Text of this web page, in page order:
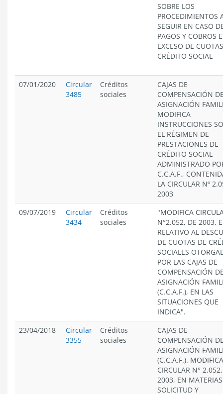
SOBRE LOS
PROCEDIMIENTOS
SEGUIR EN CASO
PAGOS Y COBROS
EXCESO DE
CRÉDITO SOCIAL
07/01/2020
Circular
3485
Créditos
sociales
CAJAS DE
COMPENSACIÓN
ASIGNACIÓN
MODIFICA
INSTRUCCIONES
EL RÉGIMEN DE
PRESTACIONES DE
CRÉDITO SOCIAL
ADMINISTRADO
C.C.A.F.,
LA CIRCULAR Nº
2003
09/07/2019
Circular
3434
Créditos
sociales
"MODIFICA
N°2.052, DE 2003,
RELATIVO AL
DE CUOTAS DE
SOCIALES
POR LAS CAJAS DE
COMPENSACIÓN
ASIGNACIÓN
(C.C.A.F.), EN LAS
SITUACIONES QUE
INDICA".
23/04/2018
Circular
3355
Créditos
sociales
CAJAS DE
COMPENSACIÓN
ASIGNACIÓN
(C.C.A.F.). MODIFICA
CIRCULAR N°
2003, EN
SOLICITUD Y